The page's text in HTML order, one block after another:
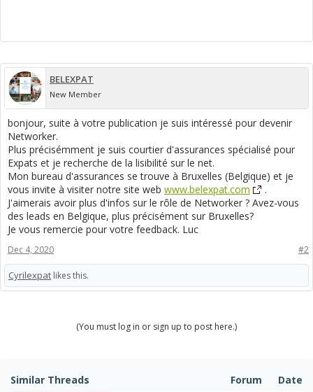
BELEXPAT
New Member
bonjour, suite à votre publication je suis intéressé pour devenir
Networker.
Plus précisémment je suis courtier d'assurances spécialisé pour
Expats et je recherche de la lisibilité sur le net.
Mon bureau d'assurances se trouve à Bruxelles (Belgique) et je
vous invite à visiter notre site web www.belexpat.com
.
J'aimerais avoir plus d'infos sur le rôle de Networker ? Avez-vous
des leads en Belgique, plus précisément sur Bruxelles?
Je vous remercie pour votre feedback. Luc
#2
Dec 4, 2020
Cyrilexpat likes this.
(You must log in or sign up to post here.)
Similar Threads Forum Date